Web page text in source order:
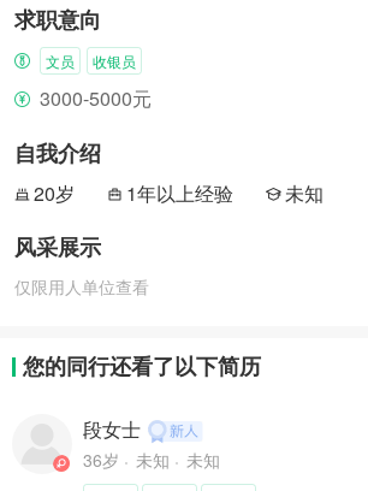
求职意向
文员 收银员
3000-5000元
自我介绍
20岁 1年以上经验 未知
风采展示
仅限用人单位查看
您的同行还看了以下简历
段女士
36岁 未知
未知